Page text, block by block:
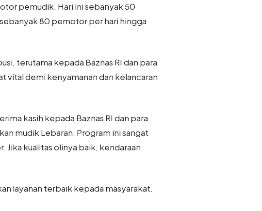
pemudik. Hari ini sebanyak 50
80 pemotor per hari hingga
terutama kepada Baznas RI dan para
vital demi kenyamanan dan kelancaran
kasih kepada Baznas RI dan para
mudik Lebaran. Program ini sangat
kualitas olinya baik, kendaraan
layanan terbaik kepada masyarakat.